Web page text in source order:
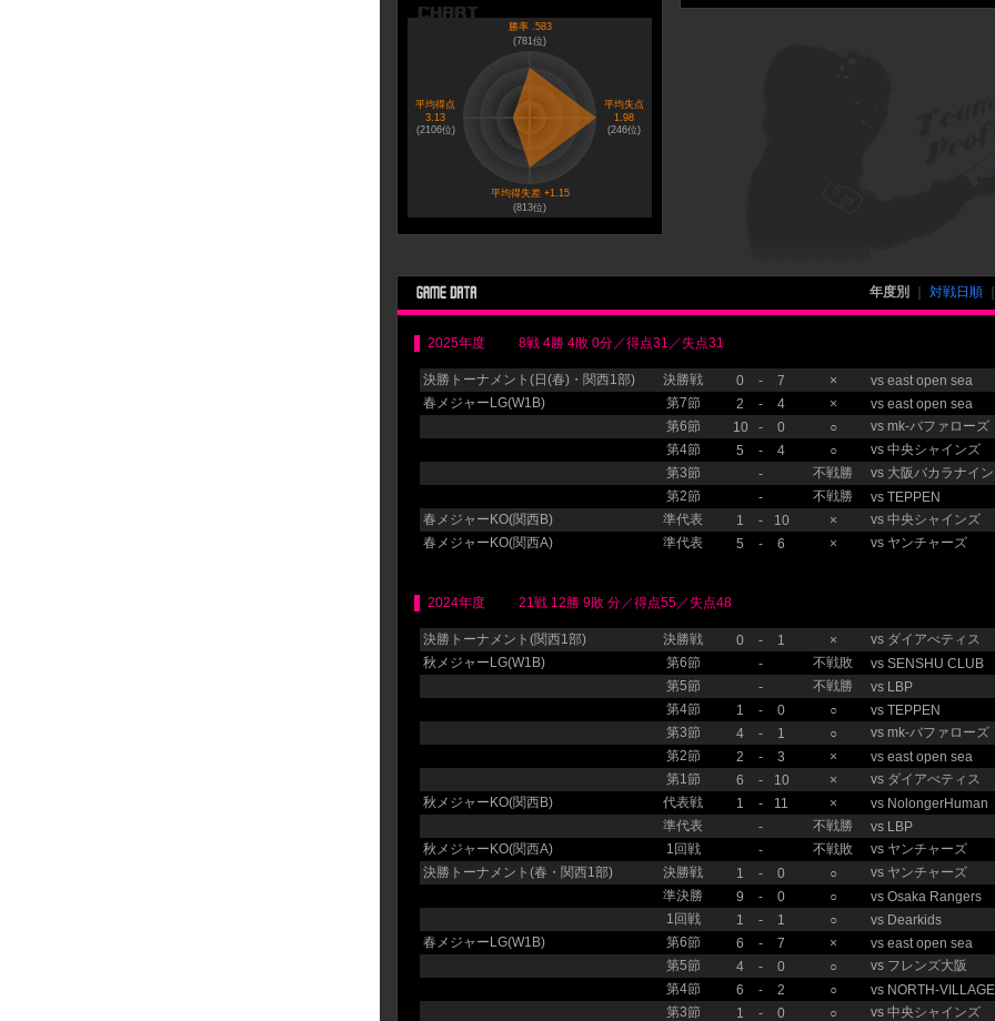
勝率 .583
(781位)
平均得点
3.13
(2106位)
平均失点
1.98
(246位)
平均得失差 +1.15
(813位)
年度別 ｜ 対戦日順
2025年度 8戦 4勝 4敗 0分／得点31／失点31
決勝トーナメント(日(春)・関西1部) 決勝戦 0 - 7 × vs east open sea
春メジャーLG(W1B)
第7節 2 - 4 × vs east open sea
第6節
10 - 0 ○ vs mk-バファローズ
第4節
5 - 4 ○ vs 中央シャインズ
第3節
- 不戦勝 vs 大阪バカラナイン
第2節
- 不戦勝 vs TEPPEN
春メジャーKO(関西B)
準代表 1 - 10 × vs 中央シャインズ
春メジャーKO(関西A)
準代表 5 - 6 × vs ヤンチャーズ
2024年度 21戦 12勝 9敗 分／得点55／失点48
決勝トーナメント(関西1部) 決勝戦 0 - 1 × vs ダイアべティス
秋メジャーLG(W1B)
第6節 - 不戦敗 vs SENSHU CLUB
第5節
- 不戦勝 vs LBP
第4節
1 - 0 ○ vs TEPPEN
第3節
4 - 1 ○ vs mk-バファローズ
第2節
2 - 3 × vs east open sea
第1節
6 - 10 × vs ダイアべティス
秋メジャーKO(関西B)
代表戦 1 - 11 × vs NolongerHuman
準代表
- 不戦勝 vs LBP
秋メジャーKO(関西A)
1回戦 - 不戦敗 vs ヤンチャーズ
決勝トーナメント(春・関西1部)
決勝戦 1 - 0 ○ vs ヤンチャーズ
準決勝
9 - 0 ○ vs Osaka Rangers
1回戦
1 - 1 ○ vs Dearkids
春メジャーLG(W1B)
第6節 6 - 7 × vs east open sea
第5節
4 - 0 ○ vs フレンズ大阪
第4節
6 - 2 ○ vs NORTH-VILLAGE
第3節
1 - 0 ○ vs 中央シャインズ